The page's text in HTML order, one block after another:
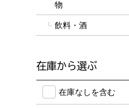
物
飲料・酒
在庫から選ぶ
在庫のない商品を含めて
在庫なしを含む